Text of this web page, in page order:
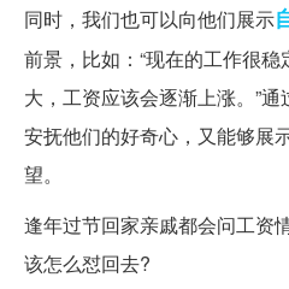
同时，我们也可以向他们展示
前景，比如：“现在的工作很
大，工资应该会逐渐上涨。”
安抚他们的好奇心，又能够展
望。
逢年过节回家亲戚都会问工资
该怎么怼回去?